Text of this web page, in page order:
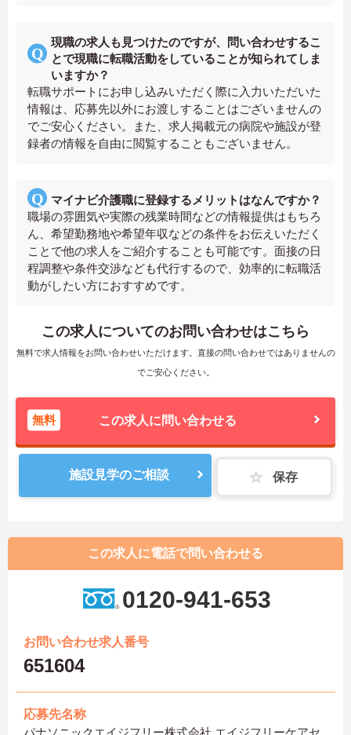
現職の求人も見つけたのですが、問い合わせするこ
とで現職に転職活動をしていることが知られてしま
いますか？
転職サポートにお申し込みいただく際に入力いただいた
情報は、応募先以外にお渡しすることはございませんの
でご安心ください。また、求人掲載元の病院や施設が登
録者の情報を自由に閲覧することもございません。
マイナビ介護職に登録するメリットはなんですか？
職場の雰囲気や実際の残業時間などの情報提供はもちろ
ん、希望勤務地や希望年収などの条件をお伝えいただく
ことで他の求人をご紹介することも可能です。面接の日
程調整や条件交渉なども代行するので、効率的に転職活
動がしたい方におすすめです。
この求人についてのお問い合わせはこちら
無料で求人情報をお問い合わせいただけます。直接の問い合わせではありませんの
でご安心ください。
無料 この求人に問い合わせる
施設見学のご相談 保存
この求人に電話で問い合わせる
0120-941-653
お問い合わせ求人番号
651604
応募先名称
パナソニックエイジフリー株式会社 エイジフリーケアセ